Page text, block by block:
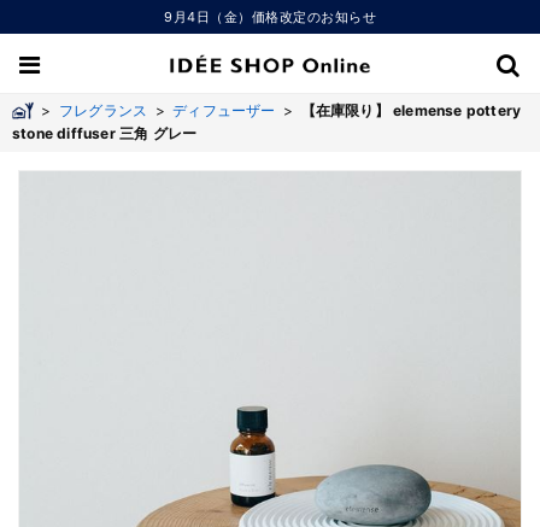
9月4日（金）価格改定のお知らせ
> フレグランス >ディフューザー >
【在庫限り】 elemense pottery
stone diffuser 三角 グレー